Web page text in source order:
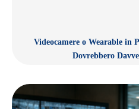
Videocamere o Wearable in
Dovrebbero